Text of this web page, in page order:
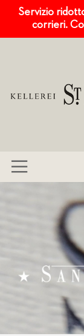
Servizio
corrieri.